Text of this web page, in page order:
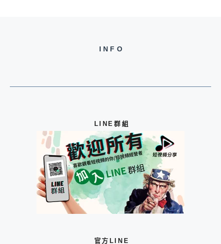
INFO
LINE群組
官方LINE